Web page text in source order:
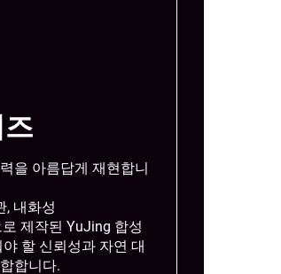
을 아름답게 재현합니
, 내화성
제작된 YuJing 합성
할 신뢰성과 자연 대
합니다.